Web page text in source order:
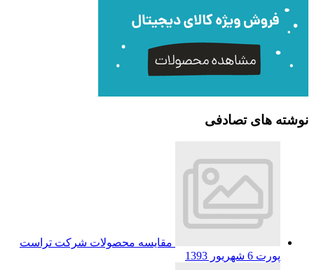
نوشته های تصادفی
مقایسه محصولات شرکت تراست
پورت 6 شهریور 1393